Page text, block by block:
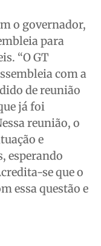
o governador,
para
“O GT
com a
de reunião
já foi
reunião, o
e
esperando
se que o
essa questão e